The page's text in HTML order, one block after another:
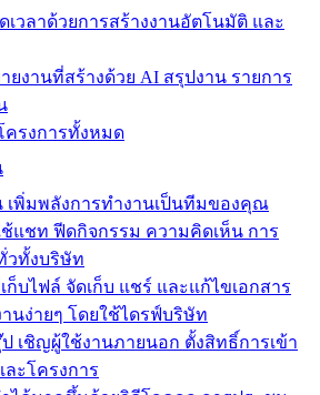
เวลาด้วยการสร้างงานอัตโนมัติ และ
ยงานที่สร้างด้วย AI สรุปงาน รายการ
รงการทั้งหมด
เพิ่มพลังการทำงานเป็นทีมของคุณ
ช้แชท ฟีดกิจกรรม ความคิดเห็น การ
วทั้งบริษัท
ก็บไฟล์ จัดเก็บ แชร์ และแก้ไขเอกสาร
นง่ายๆ โดยใช้ไดรฟ์บริษัท
ป เชิญผู้ใช้งานภายนอก ตั้งสิทธิ์การเข้า
ะโครงการ